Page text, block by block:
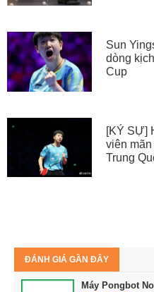
Sun
dòng
Cup
[KÝ SỰ]
viên
Trung
ĐÁNH GIÁ GẦN ĐÂY
Máy Pongbot